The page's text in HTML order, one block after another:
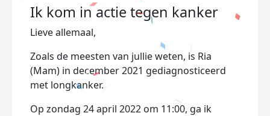
Ik kom in actie tegen kanker
Lieve allemaal,
Zoals de meesten van jullie weten, is Ria
(Mam) in december 2021 gediagnosticeerd
met longkanker.
Op zondag 24 april 2022 om 11:00, ga ik